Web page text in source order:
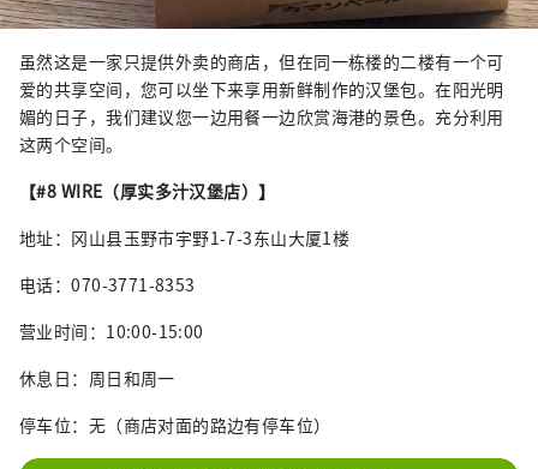
虽然这是一家只提供外卖的商店，但在同一栋楼的二楼有一个可
爱的共享空间，您可以坐下来享用新鲜制作的汉堡包。在阳光明
媚的日子，我们建议您一边用餐一边欣赏海港的景色。充分利用
这两个空间。
【#8 WIRE（厚实多汁汉堡店）】
地址：冈山县玉野市宇野1-7-3东山大厦1楼
电话：070-3771-8353
营业时间：10:00-15:00
休息日：周日和周一
停车位：无（商店对面的路边有停车位）